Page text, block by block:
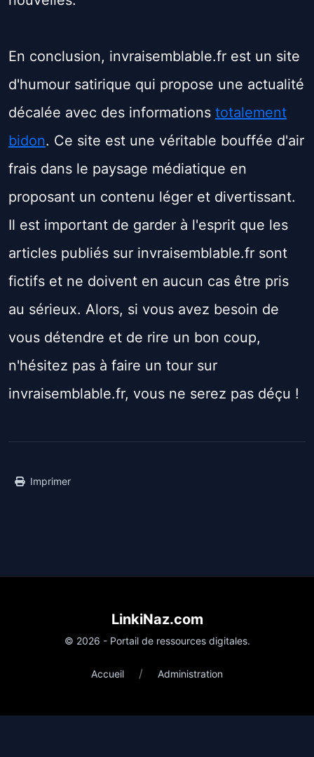
En conclusion, invraisemblable.fr est un site
d'humour satirique qui propose une actualité
décalée avec des informations totalement
bidon. Ce site est une véritable bouffée d'air
frais dans le paysage médiatique en
proposant un contenu léger et divertissant.
Il est important de garder à l'esprit que les
articles publiés sur invraisemblable.fr sont
fictifs et ne doivent en aucun cas être pris
au sérieux. Alors, si vous avez besoin de
vous détendre et de rire un bon coup,
n'hésitez pas à faire un tour sur
invraisemblable.fr, vous ne serez pas déçu !
Imprimer
LinkiNaz.com
© 2026 - Portail de ressources digitales.
Accueil / Administration